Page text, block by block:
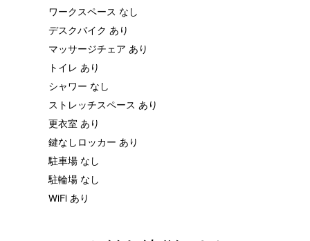
ワークスペース なし
デスクバイク あり
マッサージチェア あり
トイレ あり
シャワー なし
ストレッチスペース あり
更衣室 あり
鍵なしロッカー あり
駐車場 なし
駐輪場 なし
WiFi あり